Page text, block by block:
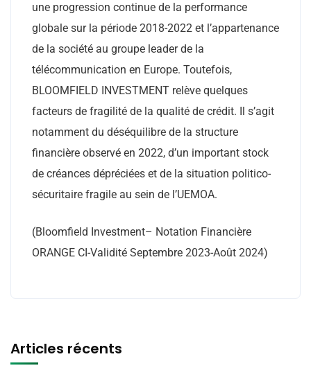
une progression continue de la performance
globale sur la période 2018-2022 et l’appartenance
de la société au groupe leader de la
télécommunication en Europe. Toutefois,
BLOOMFIELD INVESTMENT relève quelques
facteurs de fragilité de la qualité de crédit. Il s’agit
notamment du déséquilibre de la structure
financière observé en 2022, d’un important stock
de créances dépréciées et de la situation politico-
sécuritaire fragile au sein de l’UEMOA.
(Bloomfield Investment– Notation Financière
ORANGE CI-Validité Septembre 2023-Août 2024)
Articles récents